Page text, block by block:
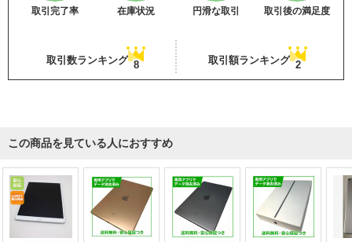
取引完了率 在庫状況 円滑な取引 取引後の満足度
取引数ランキング 8 取引額ランキング 2
この商品を見ている人におすすめ